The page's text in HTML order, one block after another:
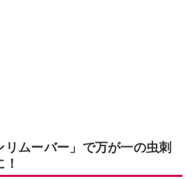
ムーバー」で万が一の虫刺